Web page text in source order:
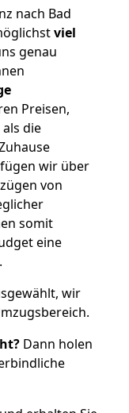
nach Bad
viel
genau
Preisen,
die
wir über
von
somit
eine
wir
Dann holen